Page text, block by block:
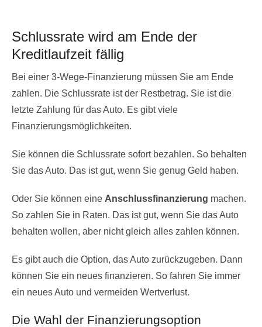
Schlussrate wird am Ende der
Kreditlaufzeit fällig
Bei einer 3-Wege-Finanzierung müssen Sie am Ende
zahlen. Die Schlussrate ist der Restbetrag. Sie ist die
letzte Zahlung für das Auto. Es gibt viele
Finanzierungsmöglichkeiten.
Sie können die Schlussrate sofort bezahlen. So behalten
Sie das Auto. Das ist gut, wenn Sie genug Geld haben.
Oder Sie können eine Anschlussfinanzierung machen.
So zahlen Sie in Raten. Das ist gut, wenn Sie das Auto
behalten wollen, aber nicht gleich alles zahlen können.
Es gibt auch die Option, das Auto zurückzugeben. Dann
können Sie ein neues finanzieren. So fahren Sie immer
ein neues Auto und vermeiden Wertverlust.
Die Wahl der Finanzierungsoption